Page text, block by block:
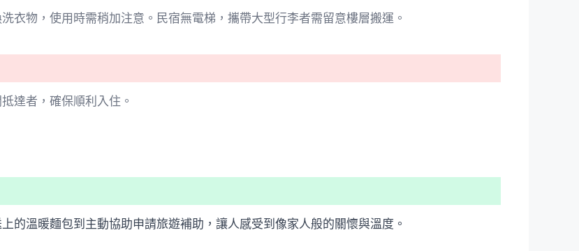
衣物，使用時需稍加注意。民宿無電梯，攜帶大型行李者需留意樓層搬運。
達者，確保順利入住。
的溫暖麵包到主動協助申請旅遊補助，讓人感受到像家人般的關懷與溫度。